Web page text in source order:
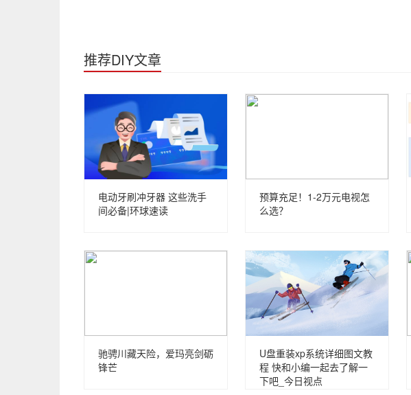
推荐DIY文章
电动牙刷冲牙器 这些洗手
间必备|环球速读
预算充足！1-2万元电视怎
么选？
驰骋川藏天险，爱玛亮剑砺
锋芒
U盘重装xp系统详细图文教
程 快和小编一起去了解一
下吧_今日视点